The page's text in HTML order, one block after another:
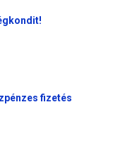
fizetés